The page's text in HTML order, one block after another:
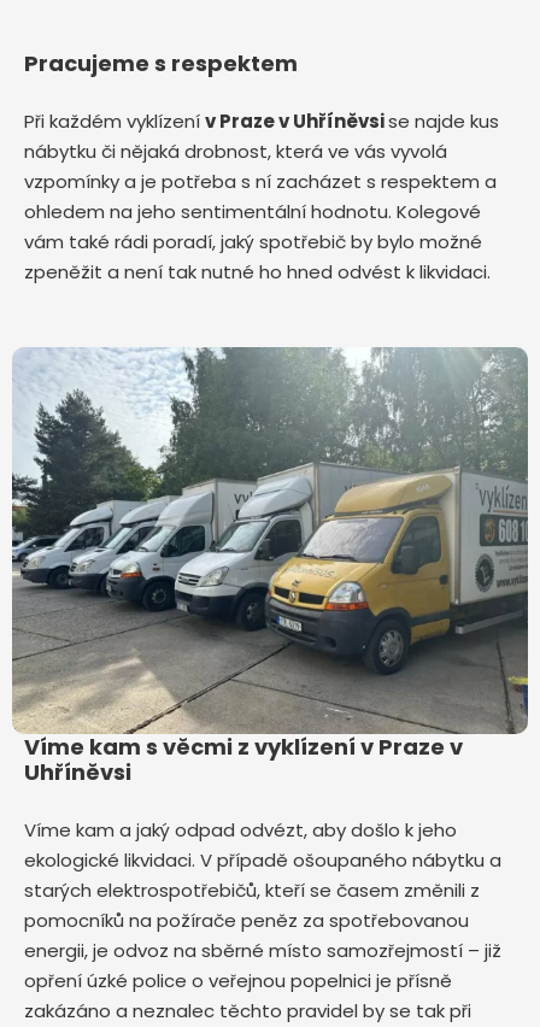
Pracujeme s respektem
Při každém vyklízenív Praze v Uhříněvsise najde kus
nábytku či nějaká drobnost, která ve vás vyvolá
vzpomínky a je potřeba s ní zacházet s respektem a
ohledem na jeho sentimentální hodnotu. Kolegové
vám také rádi poradí, jaký spotřebič by bylo možné
zpeněžit a není tak nutné ho hned odvést k likvidaci.
Víme kam s věcmi z vyklízení v Praze v
Uhříněvsi
Víme kam a jaký odpad odvézt, aby došlo k jeho
ekologické likvidaci. V případě ošoupaného nábytku a
starých elektrospotřebičů, kteří se časem změnili z
pomocníků na požírače peněz za spotřebovanou
energii, je odvoz na sběrné místo samozřejmostí – již
opření úzké police o veřejnou popelnici je přísně
zakázáno a neznalec těchto pravidel by se tak při